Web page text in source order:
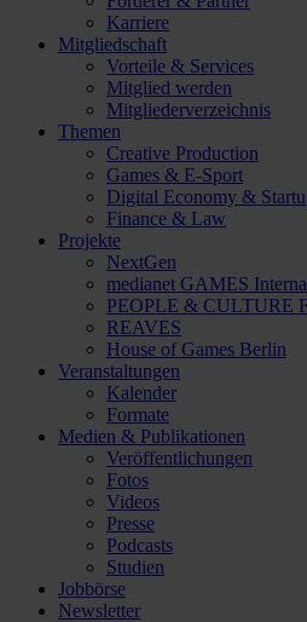
Karriere
Mitgliedschaft
Vorteile & Services
Mitglied werden
Mitgliederverzeichnis
Themen
Creative Production
Games & E-Sport
Digital Economy &
Finance & Law
Projekte
NextGen
medianet GAMES
PEOPLE & CULTURE
REAVES
House of Games Berlin
Veranstaltungen
Kalender
Formate
Medien & Publikationen
Veröffentlichungen
Fotos
Videos
Presse
Podcasts
Studien
Jobbörse
Newsletter